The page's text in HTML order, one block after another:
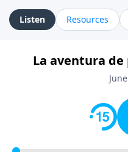
Listen Resources
La aventura